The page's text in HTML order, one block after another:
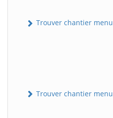
Trouver chantier
Trouver chantier